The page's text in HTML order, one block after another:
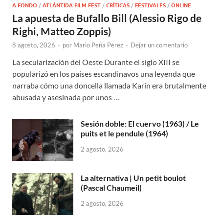
A FONDO / ATLÁNTIDA FILM FEST / CRÍTICAS / FESTIVALES / ONLINE
La apuesta de Bufallo Bill (Alessio Rigo de
Righi, Matteo Zoppis)
8 agosto, 2026 - por Mario Peña Pérez - Dejar un comentario
La secularización del Oeste Durante el siglo XIII se
popularizó en los países escandinavos una leyenda que
narraba cómo una doncella llamada Karin era brutalmente
abusada y asesinada por unos …
Sesión doble: El cuervo (1963) / Le
puits et le pendule (1964)
2 agosto, 2026
La alternativa | Un petit boulot
(Pascal Chaumeil)
2 agosto, 2026